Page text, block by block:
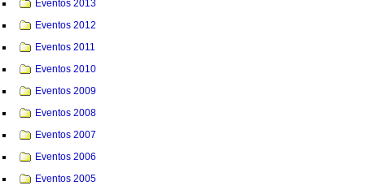
Eventos 2013
Eventos 2012
Eventos 2011
Eventos 2010
Eventos 2009
Eventos 2008
Eventos 2007
Eventos 2006
Eventos 2005